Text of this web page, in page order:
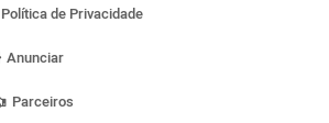
Política de Privacidade
Anunciar
Parceiros